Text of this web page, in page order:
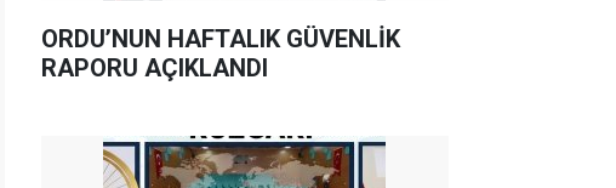
ORDU’NUN HAFTALIK GÜVENLİK
RAPORU AÇIKLANDI